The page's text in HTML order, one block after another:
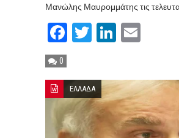
Μανώλης Μαυρομμάτης τις
Facebook
TwitterLinkedIn
0
ΕΛΛΑΔΑ